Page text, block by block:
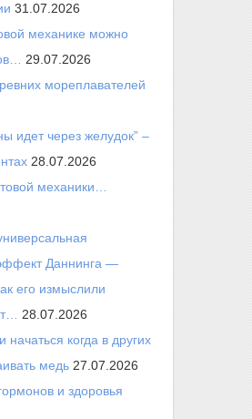
31.07.2026
механике можно
29.07.2026
мореплавателей
идет через желудок” –
28.07.2026
механики…
Даннинга —
его измыслили
28.07.2026
когда в других
медь 27.07.2026
и здоровья